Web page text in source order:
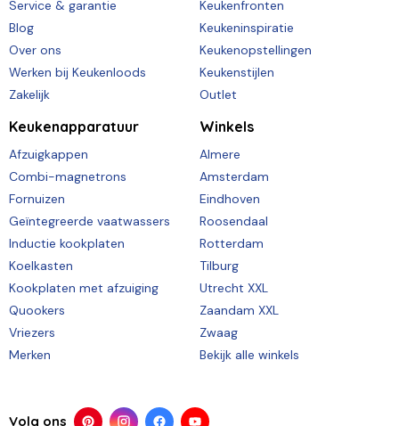
Service & garantie
Blog
Over ons
Werken bij Keukenloods
Zakelijk
Keukenfronten
Keukeninspiratie
Keukenopstellingen
Keukenstijlen
Outlet
Keukenapparatuur
Afzuigkappen
Combi-magnetrons
Fornuizen
Geïntegreerde vaatwassers
Inductie kookplaten
Koelkasten
Kookplaten met afzuiging
Quookers
Vriezers
Merken
Winkels
Almere
Amsterdam
Eindhoven
Roosendaal
Rotterdam
Tilburg
Utrecht XXL
Zaandam XXL
Zwaag
Bekijk alle winkels
Volg ons